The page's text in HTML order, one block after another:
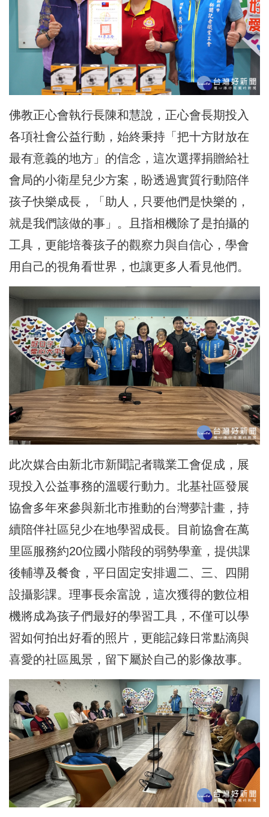
佛教正心會執行長陳和慧說，正心會長期投入
各項社會公益行動，始終秉持「把十方財放在
最有意義的地方」的信念，這次選擇捐贈給社
會局的小衛星兒少方案，盼透過實質行動陪伴
孩子快樂成長，「助人，只要他們是快樂的，
就是我們該做的事」。且指相機除了是拍攝的
工具，更能培養孩子的觀察力與自信心，學會
用自己的視角看世界，也讓更多人看見他們。
此次媒合由新北市新聞記者職業工會促成，展
現投入公益事務的溫暖行動力。北基社區發展
協會多年來參與新北市推動的台灣夢計畫，持
續陪伴社區兒少在地學習成長。目前協會在萬
里區服務約20位國小階段的弱勢學童，提供課
後輔導及餐食，平日固定安排週二、三、四開
設攝影課。理事長余富說，這次獲得的數位相
機將成為孩子們最好的學習工具，不僅可以學
習如何拍出好看的照片，更能記錄日常點滴與
喜愛的社區風景，留下屬於自己的影像故事。